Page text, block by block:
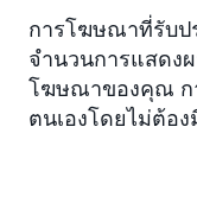
การโฆษณาที่รับป
จำนวนการแสดง
โฆษณาของคุณ ก
ตนเองโดยไม่ต้อ